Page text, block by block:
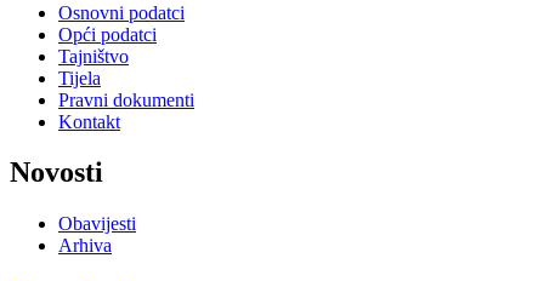
Osnovni podatci
Opći podatci
Tajništvo
Tijela
Pravni dokumenti
Kontakt
Novosti
Obavijesti
Arhiva